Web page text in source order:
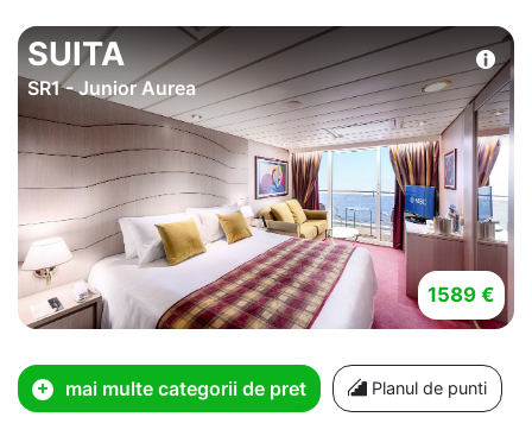
SUITA
SR1 - Junior Aurea
1589 €
mai multe categorii de pret Planul de punti